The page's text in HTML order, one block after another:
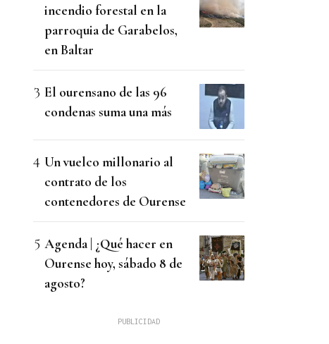
incendio forestal en la
parroquia de Garabelos,
en Baltar
El ourensano de las 96
condenas suma una más
Un vuelco millonario al
contrato de los
contenedores de Ourense
Agenda | ¿Qué hacer en
Ourense hoy, sábado 8 de
agosto?